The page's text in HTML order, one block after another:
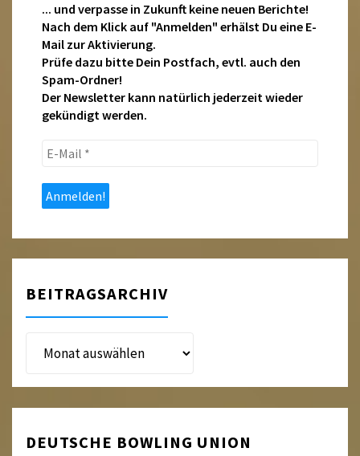
... und verpasse in Zukunft keine neuen Berichte!
Nach dem Klick auf "Anmelden" erhälst Du eine E-
Mail zur Aktivierung.
Prüfe dazu bitte Dein Postfach, evtl. auch den
Spam-Ordner!
Der Newsletter kann natürlich jederzeit wieder
gekündigt werden.
E-
*
BEITRAGSARCHIV
Beitragsarchiv
DEUTSCHE BOWLING UNION